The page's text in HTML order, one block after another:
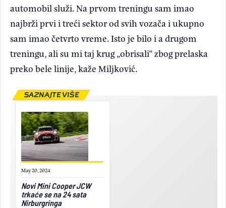
automobil služi. Na prvom treningu sam imao
najbrži prvi i treći sektor od svih vozača i ukupno
sam imao četvrto vreme. Isto je bilo i a drugom
treningu, ali su mi taj krug „obrisali“ zbog prelaska
preko bele linije, kaže Miljković.
May 20, 2024
Novi Mini Cooper JCW
trkaće se na 24 sata
Nirburgringa
SAZNAJTE VIŠE